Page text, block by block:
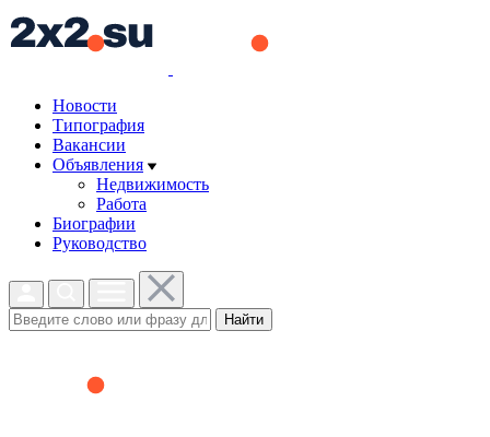
Новости
Типография
Вакансии
Объявления
Недвижимость
Работа
Биографии
Руководство
Найти